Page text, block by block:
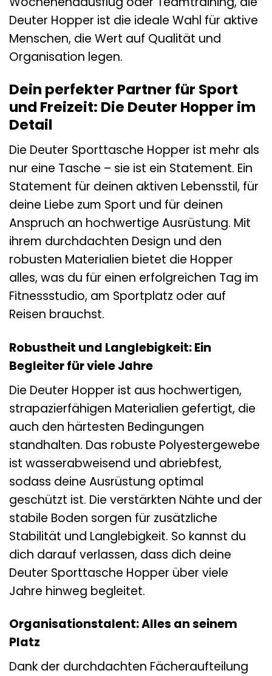
Deuter Hopper ist die ideale Wahl für aktive
Menschen, die Wert auf Qualität und
Organisation legen.
Dein perfekter Partner für Sport
und Freizeit: Die Deuter Hopper im
Detail
Die Deuter Sporttasche Hopper ist mehr als
nur eine Tasche – sie ist ein Statement. Ein
Statement für deinen aktiven Lebensstil, für
deine Liebe zum Sport und für deinen
Anspruch an hochwertige Ausrüstung. Mit
ihrem durchdachten Design und den
robusten Materialien bietet die Hopper
alles, was du für einen erfolgreichen Tag im
Fitnessstudio, am Sportplatz oder auf
Reisen brauchst.
Robustheit und Langlebigkeit: Ein
Begleiter für viele Jahre
Die Deuter Hopper ist aus hochwertigen,
strapazierfähigen Materialien gefertigt, die
auch den härtesten Bedingungen
standhalten. Das robuste Polyestergewebe
ist wasserabweisend und abriebfest,
sodass deine Ausrüstung optimal
geschützt ist. Die verstärkten Nähte und der
stabile Boden sorgen für zusätzliche
Stabilität und Langlebigkeit. So kannst du
dich darauf verlassen, dass dich deine
Deuter Sporttasche Hopper über viele
Jahre hinweg begleitet.
Organisationstalent: Alles an seinem
Platz
Dank der durchdachten Fächeraufteilung